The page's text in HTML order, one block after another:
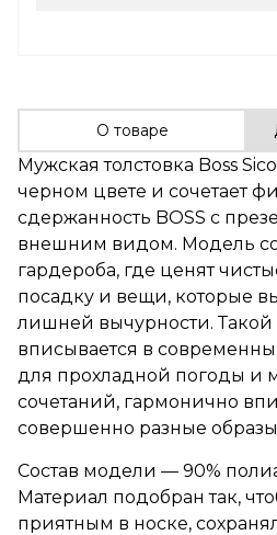
О товаре
Мужская толстовка Boss
черном цвете и сочетает
сдержанность BOSS с
внешним видом. Модель
гардероба, где ценят
посадку и вещи, которые
лишней вычурности. Такой
вписывается в
для прохладной погоды и
сочетаний, гармонично
совершенно разные образы
Состав модели — 90%
Материал подобран так,
приятным в носке,